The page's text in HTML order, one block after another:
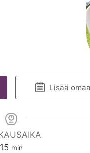
Lisää
15mmin